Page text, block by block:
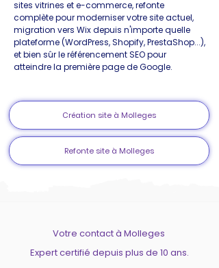
sites vitrines et e-commerce, refonte
complète pour moderniser votre site actuel,
migration vers Wix depuis n'importe quelle
plateforme (WordPress, Shopify, PrestaShop...),
et bien sûr le référencement SEO pour
atteindre la première page de Google.
Création site à Molleges
Refonte site à Molleges
Votre contact à Molleges
Expert certifié depuis plus de 10 ans.